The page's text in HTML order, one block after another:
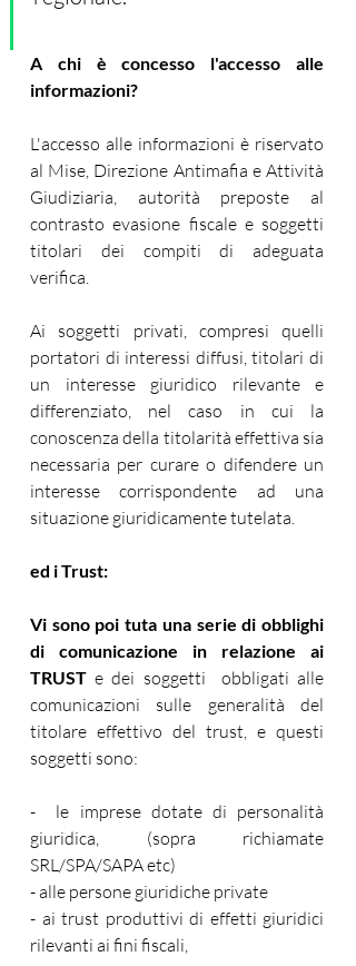
A chi è concesso l'accesso alle
informazioni?
L'accesso alle informazioni è riservato
al Mise, Direzione Antimafia e Attività
Giudiziaria, autorità preposte al
contrasto evasione fiscale e soggetti
titolari dei compiti di adeguata
verifica.
Ai soggetti privati, compresi quelli
portatori di interessi diffusi, titolari di
un interesse giuridico rilevante e
differenziato, nel caso in cui la
conoscenza della titolarità effettiva sia
necessaria per curare o difendere un
interesse corrispondente ad una
situazione giuridicamente tutelata.
ed i Trust:
Vi sono poi tuta una serie di obblighi
di comunicazione in relazione ai
TRUST e dei soggetti  obbligati alle
comunicazioni sulle generalità del
titolare effettivo del trust, e questi
soggetti sono:
-  le imprese dotate di personalità
giuridica, (sopra richiamate
SRL/SPA/SAPA etc)
- alle persone giuridiche private
- ai trust produttivi di effetti giuridici
rilevanti ai fini fiscali,